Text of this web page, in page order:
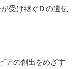
受け継ぐＤの遺伝
アの創出をめざす